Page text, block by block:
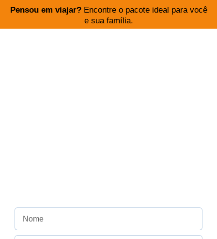
Pensou em viajar?Encontre o pacote ideal para você
e sua família.